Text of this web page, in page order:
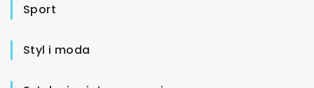
Sport
Styl i moda